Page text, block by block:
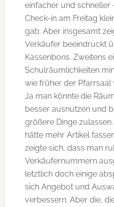
einfacher und schneller
Check-in am Freitag
gab. Aber insgesamt
Verkäufer beeindruckt
Kassenbons. Zweitens
Schulräumlichkeiten
wie früher der Pfarrsaal
Ja man könnte die
besser ausnutzen und
größere Dinge
hätte mehr Artikel
zeigte sich, dass man
Verkäufernummern
letztlich doch einige
sich Angebot und
verbessern. Aber die,